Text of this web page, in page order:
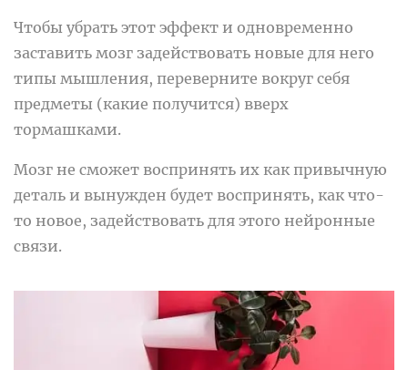
Чтобы убрать этот эффект и одновременно
заставить мозг задействовать новые для него
типы мышления, переверните вокруг себя
предметы (какие получится) вверх
тормашками.
Мозг не сможет воспринять их как привычную
деталь и вынужден будет воспринять, как что-
то новое, задействовать для этого нейронные
связи.